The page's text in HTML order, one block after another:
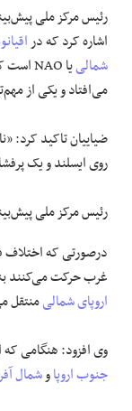
رئیس مرکز ملی
اشاره کرد که در
شمالییا NAO است که در
می‌افتاد و یکی از
ضیاییان تاکید کرد:
روی ایسلند و یک
رئیس مرکز ملی
درصورتی که اختلاف
غرب حرکت می‌کنند
اروپای شمالیمنتقل
وی افزود: هنگامی
جنوب اروپاوشمال